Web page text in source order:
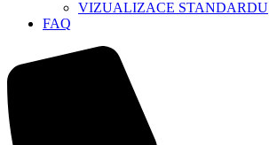
VIZUALIZACE STANDARDU
FAQ